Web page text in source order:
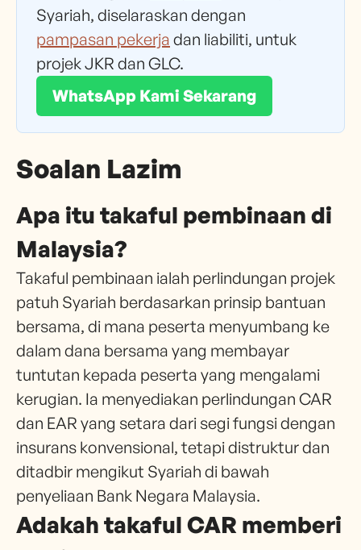
Syariah, diselaraskan dengan
pampasan pekerja dan liabiliti, untuk
projek JKR dan GLC.
WhatsApp Kami Sekarang
Soalan Lazim
Apa itu takaful pembinaan di
Malaysia?
Takaful pembinaan ialah perlindungan projek
patuh Syariah berdasarkan prinsip bantuan
bersama, di mana peserta menyumbang ke
dalam dana bersama yang membayar
tuntutan kepada peserta yang mengalami
kerugian. Ia menyediakan perlindungan CAR
dan EAR yang setara dari segi fungsi dengan
insurans konvensional, tetapi distruktur dan
ditadbir mengikut Syariah di bawah
penyeliaan Bank Negara Malaysia.
Adakah takaful CAR memberi